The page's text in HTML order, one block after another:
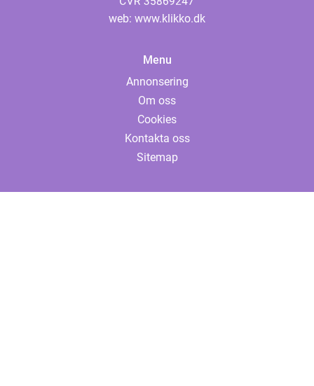
web: www.klikko.dk
Menu
Annonsering
Om oss
Cookies
Kontakta oss
Sitemap